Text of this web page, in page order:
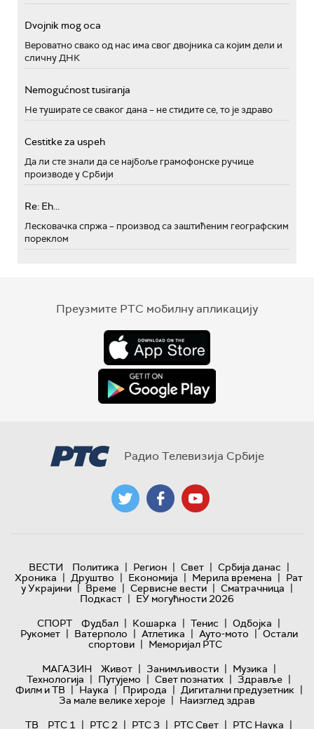
Dvojnik mog oca
Вероватно свако од нас има свог двојника са којим дели и
сличну ДНК
Nemogućnost tusiranja
Не туширате се сваког дана – не стидите се, то је здраво
Cestitke za uspeh
Да ли сте знали да се најбоље грамофонске ручице
производе у Србији
Re: Eh...
Лесковачка спржа – производ са заштићеним географским
пореклом
Преузмите РТС мобилну апликацију
Радио Телевизија Србије
ВЕСТИ Политика | Регион | Свет | Србија данас |
Хроника | Друштво | Економија | Мерила времена | Рат
у Украјини | Време | Сервисне вести | Сматрачница |
Подкаст | ЕУ могућности 2026
СПОРТ
Фудбал | Кошарка | Тенис | Одбојка |
Рукомет | Ватерполо | Атлетика | Ауто-мото | Остали
спортови | Меморијал РТС
МАГАЗИН
Живот | Занимљивости | Музика |
Технологијa | Путујемо | Свет познатих | Здравље |
Филм и ТВ | Наука | Природа | Дигитални предузетник |
За мале велике хероје | Наизглед здрав
ТВ
РТС 1 | РТС 2 | РТС 3 | РТС Свет | РТС Наука |